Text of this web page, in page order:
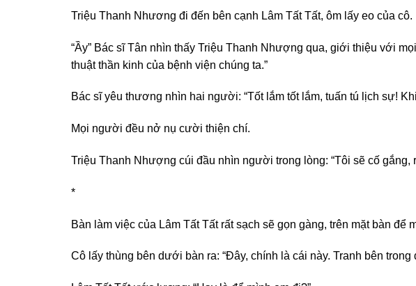
Triệu Thanh Nhương đi đến bên cạnh Lâm Tất Tất, ôm lấy eo của cô.
“Ầy” Bác sĩ Tân nhìn thấy Triệu Thanh Nhượng qua, giới thiệu với
thuật thần kinh của bệnh viện chúng ta.”
Bác sĩ yêu thương nhìn hai người: “Tốt lắm tốt lắm, tuấn tú lịch sự!
Mọi người đều nở nụ cười thiện chí.
Triệu Thanh Nhượng cúi đầu nhìn người trong lòng: “Tôi sẽ cố gắng,
*
Bàn làm việc của Lâm Tất Tất rất sạch sẽ gọn gàng, trên mặt bàn để
Cô lấy thùng bên dưới bàn ra: “Đây, chính là cái này. Tranh bên